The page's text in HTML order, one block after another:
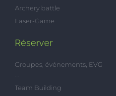
Archery battle
Laser-Game
Réserver
Groupes, événements, EVG
Team Building